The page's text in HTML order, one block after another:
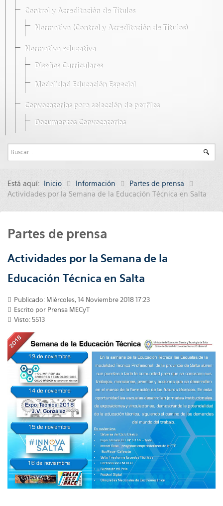
Control y Acreditación de Títulos
Normativa (Control y Acreditación de Títulos)
Normativa educativa
Diseños Curriculares
Modalidad Educación Especial
Convocatorias para selección de perfiles
Documentos Convocatorias
Está aquí: Inicio Información
Partes de prensa
Actividades por la Semana de la Educación Técnica en Salta
Partes de prensa
Actividades por la Semana de la
Educación Técnica en Salta
Publicado: Miércoles, 14 Noviembre 2018 17:23
Escrito por Prensa MECyT
Visto: 5513